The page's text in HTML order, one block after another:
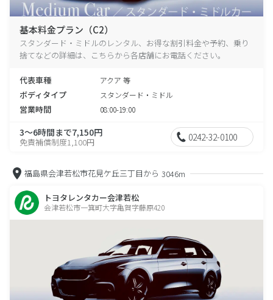
基本料金プラン（C2）
スタンダード・ミドルのレンタル、お得な割引料金や予約、乗り
捨てなどの詳細は、こちらから各店舗にお電話ください。
代表車種 アクア 等
ボディタイプ スタンダード・ミドル
営業時間 08:00-19:00
3～6時間まで7,150円
免責補償制度1,100円 0242-32-0100
福島県会津若松市花見ケ丘三丁目から 3046m
トヨタレンタカー会津若松
会津若松市一箕町大字亀賀字藤原420